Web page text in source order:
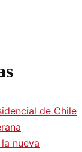
de Chile
nueva